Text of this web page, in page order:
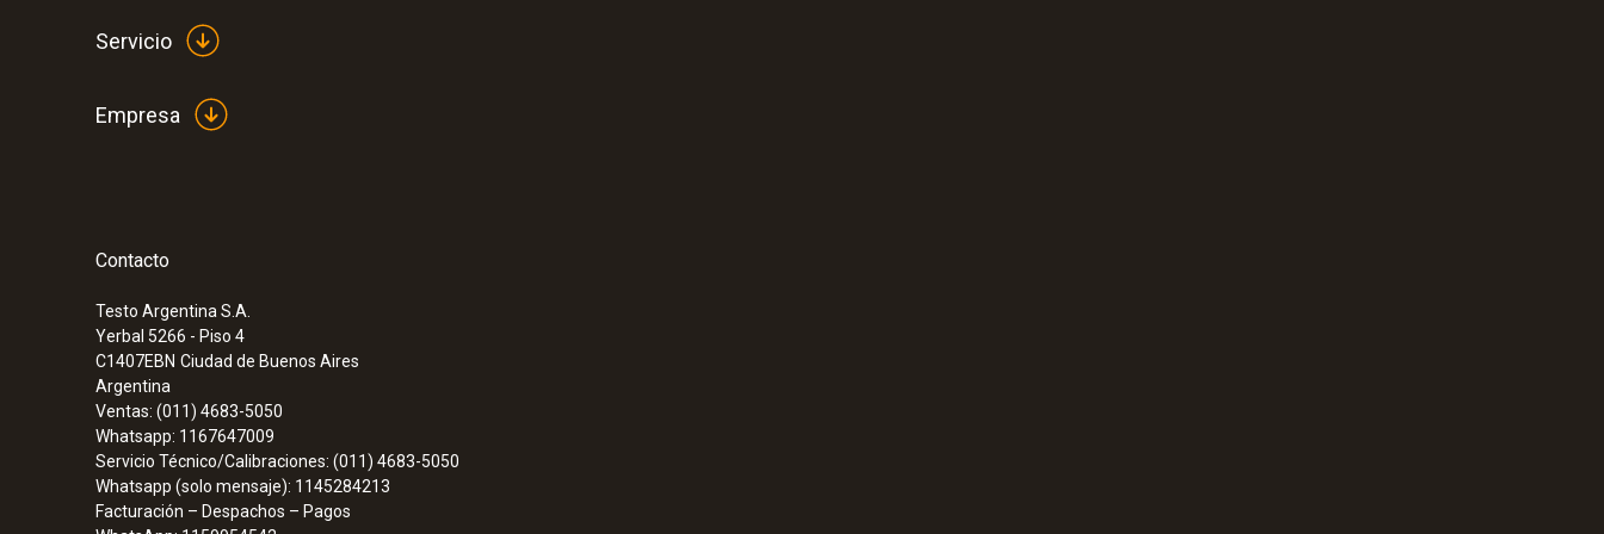
:0632 3240
Servicio
Empresa
Contacto
Testo Argentina S.A.
Yerbal 5266 - Piso 4
C1407EBN Ciudad de Buenos Aires
Argentina
Ventas: (011) 4683-5050
Whatsapp: 1167647009
Servicio Técnico/Calibraciones: (011) 4683-5050
Whatsapp (solo mensaje): 1145284213
Facturación – Despachos – Pagos